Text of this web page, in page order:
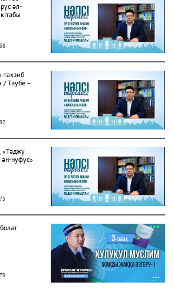
әл-
тахзиб
/ Тәубе –
«Тәджу
ән-нуфус»